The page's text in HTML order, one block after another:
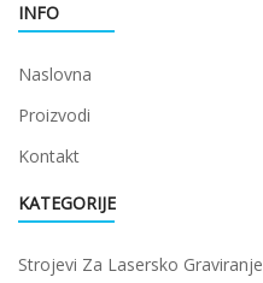
INFO
Naslovna
Proizvodi
Kontakt
KATEGORIJE
Strojevi Za Lasersko Graviranje